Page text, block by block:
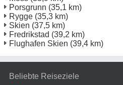
Porsgrunn (35,1 km)
Rygge (35,3 km)
Skien (37,5 km)
Fredrikstad (39,2 km)
Flughafen Skien (39,4 km)
Beliebte Reiseziele